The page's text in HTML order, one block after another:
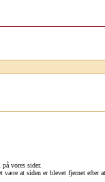
vores sider.
at siden er blevet fjernet efter